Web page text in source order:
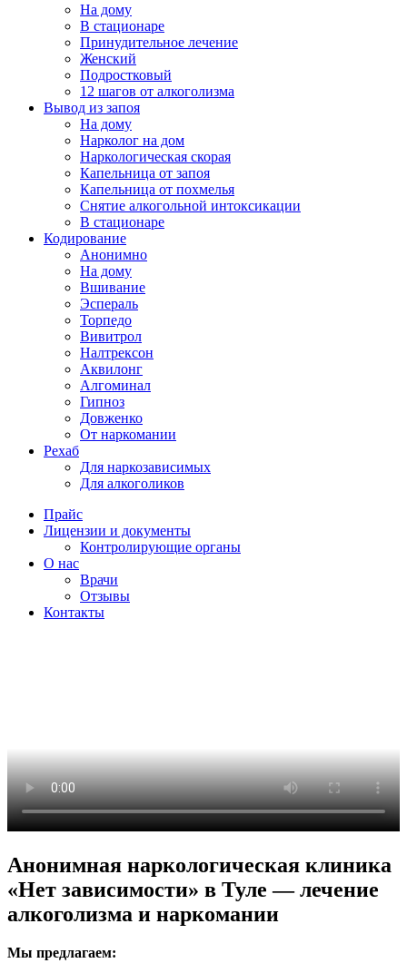
На дому
В стационаре
Принудительное лечение
Женский
Подростковый
12 шагов от алкоголизма
Вывод из запоя
На дому
Нарколог на дом
Наркологическая скорая
Капельница от запоя
Капельница от похмелья
Снятие алкогольной интоксикации
В стационаре
Кодирование
Анонимно
На дому
Вшивание
Эспераль
Торпедо
Вивитрол
Налтрексон
Аквилонг
Алгоминал
Гипноз
Довженко
От наркомании
Рехаб
Для наркозависимых
Для алкоголиков
Прайс
Лицензии и документы
Контролирующие органы
О нас
Врачи
Отзывы
Контакты
Анонимная наркологическая клиника
«Нет зависимости» в Туле — лечение
алкоголизма и наркомании
Мы предлагаем: